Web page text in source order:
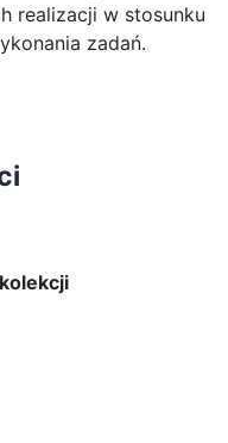
realizacji w stosunku
zadań.